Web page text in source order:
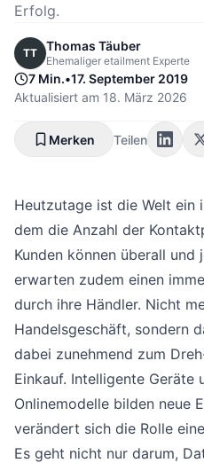
Erfolg.
TT Thomas Täuber
Ehemaliger etailment Experte
7 Min.•17. September 2019
Aktualisiert am 18. März 2026
Merken Teilen
Heutzutage ist die Welt
dem die Anzahl der
Kunden können überall
erwarten zudem einen
durch ihre Händler. Nicht
Handelsgeschäft, sondern
dabei zunehmend zum
Einkauf. Intelligente Geräte
Onlinemodelle bilden neue
verändert sich die Rolle
Es geht nicht nur darum,